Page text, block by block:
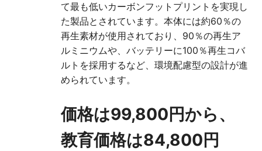
て最も低いカーボンフットプリントを実現し
た製品とされています。本体には約60％の
再生素材が使用されており、90％の再生ア
ルミニウムや、バッテリーに100％再生コバ
ルトを採用するなど、環境配慮型の設計が進
められています。
価格は99,800円から、
教育価格は84,800円